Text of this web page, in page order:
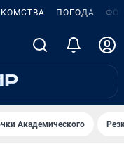
ПОГОДА
Академического